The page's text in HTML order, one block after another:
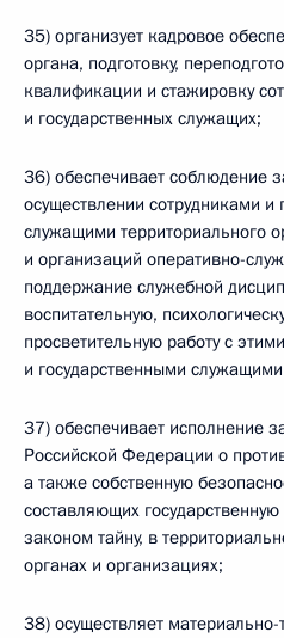
35) организует кадровое
органа, подготовку,
квалификации и стажировку
и государственных служащих;
36) обеспечивает соблюдение
осуществлении сотрудниками и
служащими территориального
и организаций оперативно-
поддержание служебной
воспитательную,
просветительную работу с
и государственными
37) обеспечивает исполнение
Российской Федерации о
а также собственную
составляющих
законом тайну, в
органах и организациях;
38) осуществляет